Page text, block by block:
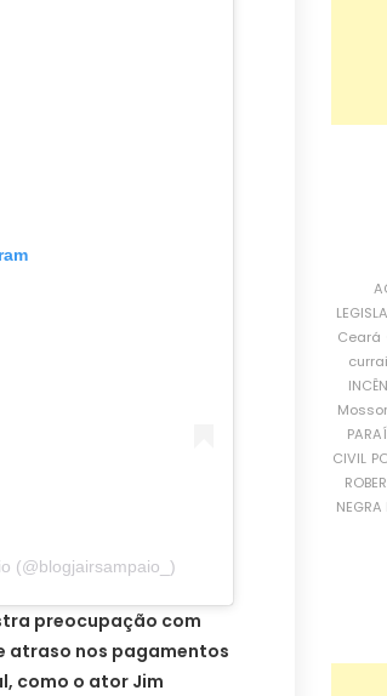
(@blogjairsampaio_)
preocupação com
atraso nos pagamentos
como o ator Jim
Ceará
CIVIL
NEGRA